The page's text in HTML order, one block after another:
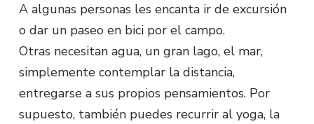
A algunas personas les encanta ir de excursión
o dar un paseo en bici por el campo.
Otras necesitan agua, un gran lago, el mar,
simplemente contemplar la distancia,
entregarse a sus propios pensamientos. Por
supuesto, también puedes recurrir al yoga, la